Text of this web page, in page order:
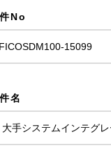
No
名